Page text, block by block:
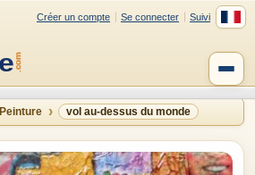
Créer un compte Se connecter Suivi
Peinture vol au-dessus du monde